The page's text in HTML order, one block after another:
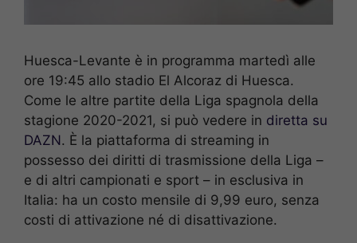
Huesca-Levante è in programma martedì alle
ore 19:45 allo stadio El Alcoraz di Huesca.
Come le altre partite della Liga spagnola della
stagione 2020-2021, si può vedere in diretta su
DAZN. È la piattaforma di streaming in
possesso dei diritti di trasmissione della Liga –
e di altri campionati e sport – in esclusiva in
Italia: ha un costo mensile di 9,99 euro, senza
costi di attivazione né di disattivazione.